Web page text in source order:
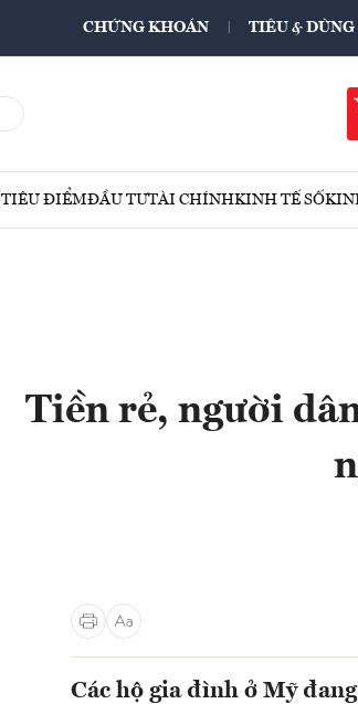
CHỨNG KHOÁN TIÊU & DÙNG
TIÊU ĐIỂMĐẦU TƯTÀI CHÍNHKINH TẾ SỐ
Tiền rẻ, người
Các hộ gia đình ở Mỹ